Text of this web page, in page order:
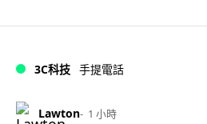
3C科技 手提電話
Lawton 1 小時